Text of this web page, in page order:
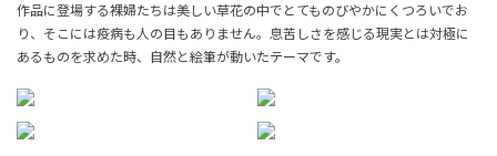
作品に登場する裸婦たちは美しい草花の中でとてものびやかにくつろいでお
り、そこには疫病も人の目もありません。息苦しさを感じる現実とは対極に
あるものを求めた時、自然と絵筆が動いたテーマです。